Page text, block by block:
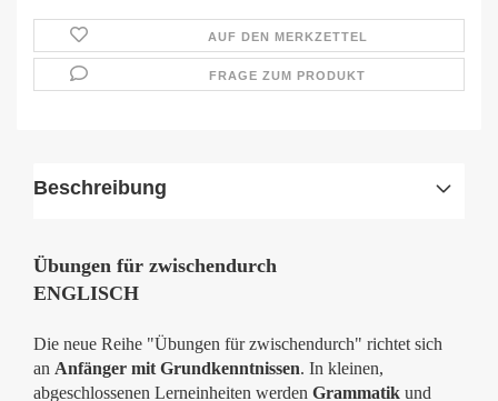
AUF DEN MERKZETTEL
FRAGE ZUM PRODUKT
Beschreibung
Übungen für zwischendurch
ENGLISCH
Die neue Reihe "Übungen für zwischendurch" richtet sich
an Anfänger mit Grundkenntnissen. In kleinen,
abgeschlossenen Lerneinheiten werden Grammatik und